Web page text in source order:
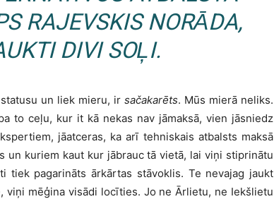
RAJEVSKIS NORĀDA,
DIVI SOĻI.
un liek mieru, ir sačakarēts. Mūs mierā neliks.
to ceļu, kur it kā nekas nav jāmaksā, vien jāsniedz
jāatceras, ka arī tehniskais atbalsts maksā
un kuriem kaut kur jābrauc tā vietā, lai viņi stiprinātu
tiek pagarināts ārkārtas stāvoklis. Te nevajag jaukt
viņi mēģina visādi locīties. Jo ne Ārlietu, ne Iekšlietu